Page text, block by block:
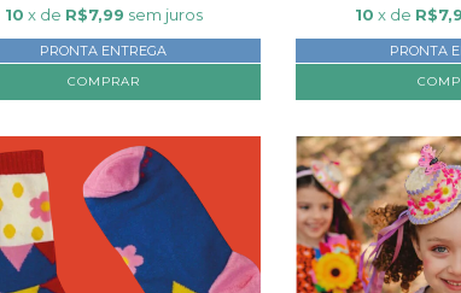
10 x de R$7,99 sem juros
PRONTA ENTREGA
COMPRAR
10 x de
PRONTA